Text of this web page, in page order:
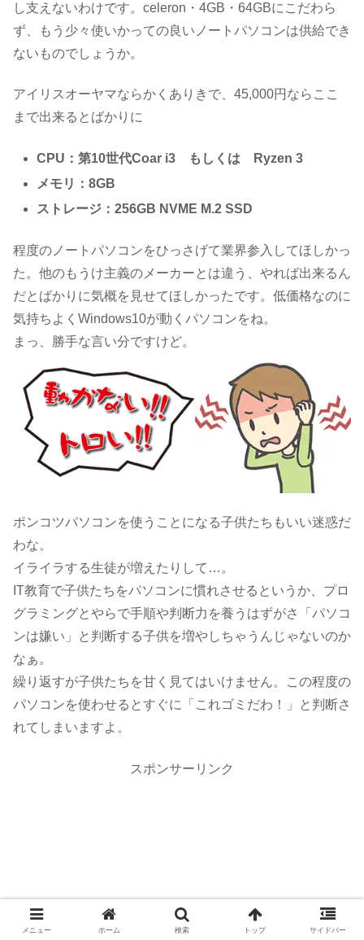
し支えないわけです。celeron・4GB・64GBにこだわら
ず、もう少々使いかっての良いノートパソコンは供給でき
ないものでしょうか。
アイリスオーヤマならかくありきで、45,000円ならここ
まで出来るとばかりに
CPU：第10世代Coar i3 もしくは Ryzen 3
メモリ：8GB
ストレージ：256GB NVME M.2 SSD
程度のノートパソコンをひっさげて業界参入してほしかっ
た。他のもうけ主義のメーカーとは違う、やれば出来るん
だとばかりに気概を見せてほしかったです。低価格なのに
気持ちよくWindows10が動くパソコンをね。
まっ、勝手な言い分ですけど。
ポンコツパソコンを使うことになる子供たちもいい迷惑だ
わな。
イライラする生徒が増えたりして…。
IT教育で子供たちをパソコンに慣れさせるというか、プロ
グラミングとやらで手順や判断力を養うはずがさ「パソコ
ンは嫌い」と判断する子供を増やしちゃうんじゃないのか
なぁ。
繰り返すが子供たちを甘く見てはいけません。この程度の
パソコンを使わせるとすぐに「これゴミだわ！」と判断さ
れてしまいますよ。
スポンサーリンク
メニュー ホーム 検索 トップ サイドバー